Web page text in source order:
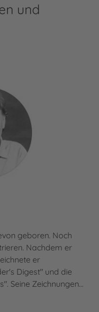
und
geboren. Noch
Nachdem er
er
Digest" und die
Seine Zeichnungen…